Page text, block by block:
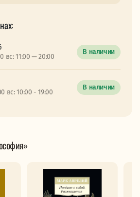
вс: 11:00 — 20:00
В наличии
вс: 10:00 - 19:00
В наличии